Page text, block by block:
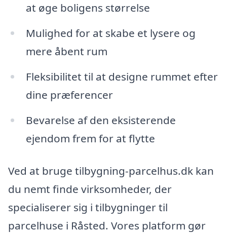
at øge boligens størrelse
Mulighed for at skabe et lysere og
mere åbent rum
Fleksibilitet til at designe rummet efter
dine præferencer
Bevarelse af den eksisterende
ejendom frem for at flytte
Ved at bruge tilbygning-parcelhus.dk kan
du nemt finde virksomheder, der
specialiserer sig i tilbygninger til
parcelhuse i Råsted. Vores platform gør